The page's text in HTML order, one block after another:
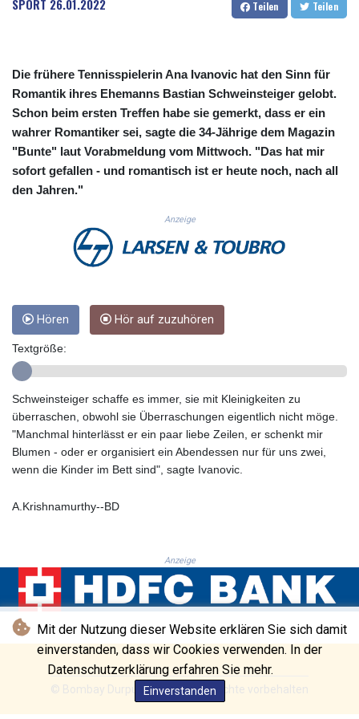
Mit der Nutzung dieser Website erklären Sie sich damit
einverstanden, dass wir Cookies verwenden. In der
Datenschutzerklärung erfahren Sie mehr.
Einverstanden
CUC 1.155508
DJF 205.745052
DKK 7.475778
DOP 67.445728
DZD 153.610645
EGP 57.528581
ERN 17.33262
FKP 0.858821
GBP 0.856712
GEL 3.021621
GIP 0.858821
GMD 85.507793
GTQ 8.815354
GYD 241.718112
HKD 9.065451
HNL 30.967502
HRK 7.535417
HTG 151.068808
HUF 362.95604
IQD 1513.494564
IRR
1588650.168343
ISK 142.60075
JEP 0.858821
JMD 183.483652
JOD 0.81929
JPY 182.481304
KES 149.476942
KGS 101.049317
SPORT 26.01.2022 Teilen Teilen
Die frühere Tennisspielerin Ana Ivanovic hat den Sinn für
Romantik ihres Ehemanns Bastian Schweinsteiger gelobt.
Schon beim ersten Treffen habe sie gemerkt, dass er ein
wahrer Romantiker sei, sagte die 34-Jährige dem Magazin
"Bunte" laut Vorabmeldung vom Mittwoch. "Das hat mir
sofort gefallen - und romantisch ist er heute noch, nach all
den Jahren."
Anzeige
Hören Hör auf zuzuhören
Textgröße:
Schweinsteiger schaffe es immer, sie mit Kleinigkeiten zu
überraschen, obwohl sie Überraschungen eigentlich nicht möge.
"Manchmal hinterlässt er ein paar liebe Zeilen, er schenkt mir
Blumen - oder er organisiert ein Abendessen nur für uns zwei,
wenn die Kinder im Bett sind", sagte Ivanovic.
A.Krishnamurthy--BD
Anzeige
© Bombay Durpun - 2026 - Alle Rechte vorbehalten